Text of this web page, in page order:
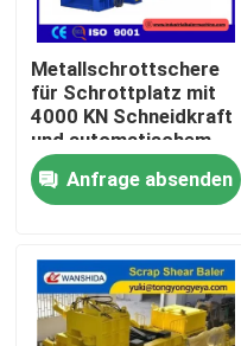
Zu Hause
Produkte
Über uns
Metallschrottschere
für Schrottplatz mit
4000 KN Schneidkraft
und automatischem
SPS-Betriebssystem
Anfrage absenden